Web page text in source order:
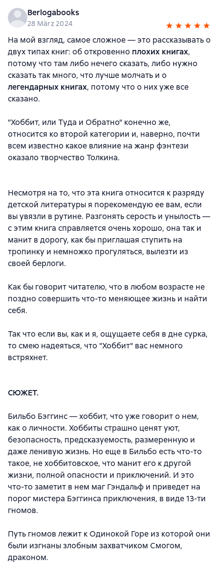
Berlogabooks
28 März 2024
На мой взгляд, самое сложное — это рассказывать о
двух типах книг: об откровенно плохих книгах,
потому что там либо нечего сказать, либо нужно
сказать так много, что лучше молчать и о
легендарных книгах, потому что о них уже все
сказано.
"Хоббит, или Туда и Обратно" конечно же,
относится ко второй категории и, наверно, почти
всем известно какое влияние на жанр фэнтези
оказало творчество Толкина.
Несмотря на то, что эта книга относится к разряду
детской литературы я порекомендую ее вам, если
вы увязли в рутине. Разгонять серость и унылость —
с этим книга справляется очень хорошо, она так и
манит в дорогу, как бы приглашая ступить на
тропинку и немножко прогуляться, вылезти из
своей берлоги.
Как бы говорит читателю, что в любом возрасте не
поздно совершить что-то меняющее жизнь и найти
себя.
Так что если вы, как и я, ощущаете себя в дне сурка,
то смею надеяться, что "Хоббит" вас немного
встряхнет.
СЮЖЕТ.
Бильбо Бэггинс — хоббит, что уже говорит о нем,
как о личности. Хоббиты страшно ценят уют,
безопасность, предсказуемость, размеренную и
даже ленивую жизнь. Но еще в Бильбо есть что-то
такое, не хоббитовское, что манит его к другой
жизни, полной опасности и приключений. И это
что-то заметит в нем маг Гэндальф и приведет на
порог мистера Бэггинса приключения, в виде 13-ти
гномов.
Путь гномов лежит к Одинокой Горе из которой они
были изгнаны злобным захватчиком Смогом,
драконом.